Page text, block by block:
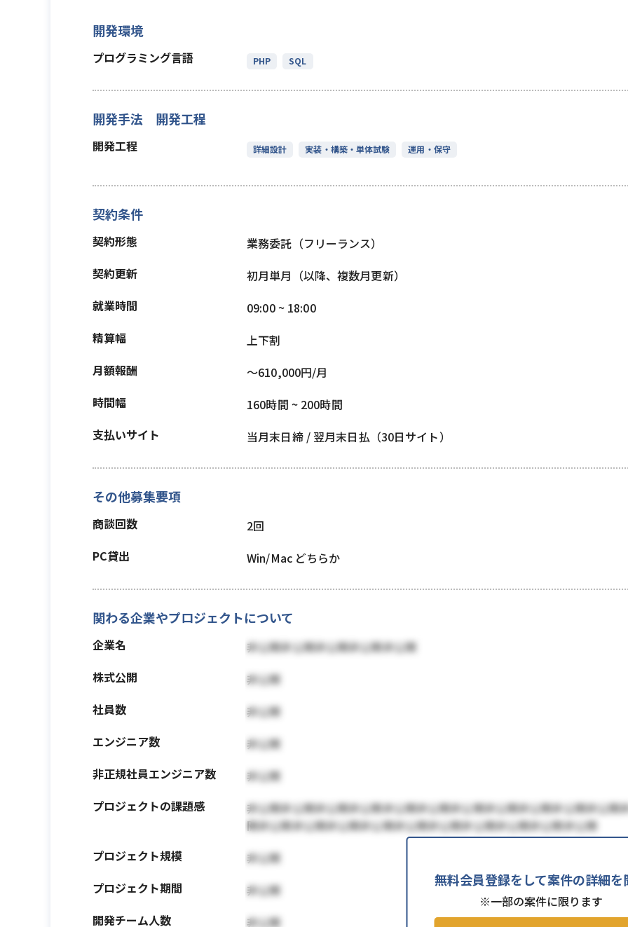
開発環境
プログラミング言語 PHP SQL
開発手法 開発工程
開発工程 詳細設計 実装・構築・単体試験 運用・保守
契約条件
契約形態
業務委託（フリーランス）
契約更新
初月単月（以降、複数月更新）
就業時間
09:00 ~ 18:00
精算幅
上下割
月額報酬
〜610,000円/月
時間幅
160時間 ~ 200時間
支払いサイト
当月末日締 / 翌月末日払（30日サイト）
その他募集要項
商談回数
2回
PC貸出
Win/Mac どちらか
無料会員登録をして案件の詳細を
※一部の案件に限ります
関わる企業やプロジェクトについて
企業名
非公開非公開非公開非公開非公開
株式公開
非公開
社員数
非公開
エンジニア数
非公開
非正規社員エンジニア数
非公開
プロジェクトの課題感
非公開非公開非公開非公開非公開非公開非公開非公開非公開非公開非公開
開非公開非公開非公開非公開非公開非公開非公開非公開非公開非公開
プロジェクト規模
非公開
プロジェクト期間
非公開
開発チーム人数
非公開